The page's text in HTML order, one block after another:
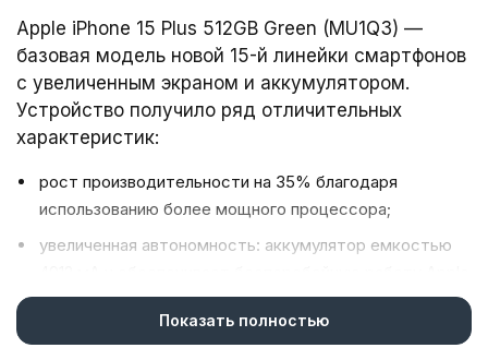
Apple iPhone 15 Plus 512GB Green (MU1Q3) —
базовая модель новой 15-й линейки смартфонов
с увеличенным экраном и аккумулятором.
Устройство получило ряд отличительных
характеристик:
рост производительности на 35% благодаря
использованию более мощного процессора;
увеличенная автономность: аккумулятор емкостью
iPhone 15 Plus в течение 20-26 часов на одном заряде
при активном использовании;
Показать полностью